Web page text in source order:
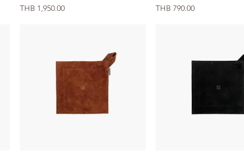
価格
THB 1,950.00
価格
THB 790.00